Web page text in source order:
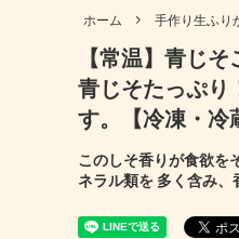
伊勢ちりめん
北海道産昆布
妊婦さん向け商品
ギフトセット
結婚内祝い
ホーム 手作り生ふり
【常温】青じ
青じそたっぷり
す。【冷凍・冷
このしそ香りが食欲を
ネラル類を 多く含み、